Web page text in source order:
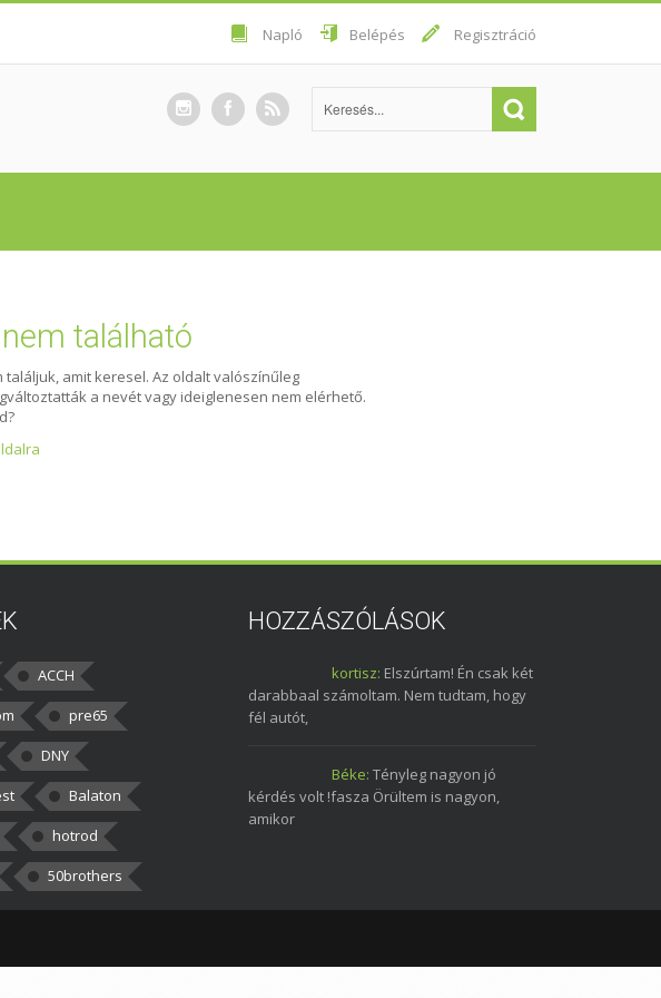
Napló Belépés Regisztráció
található
találjuk, amit keresel. Az oldalt valószínűleg
a nevét vagy ideiglenesen nem elérhető.
ACCH
pre65
DNY
Balaton
hotrod
50brothers
HOZZÁSZÓLÁSOK
kortisz: Elszúrtam! Én csak két
darabbaal számoltam. Nem tudtam, hogy
fél autót,
Béke: Tényleg nagyon jó
kérdés volt !fasza Örültem is nagyon,
amikor